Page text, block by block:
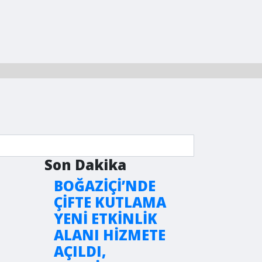
Son Dakika
BOĞAZİÇİ’NDE
ÇİFTE KUTLAMA
YENİ ETKİNLİK
ALANI HİZMETE
AÇILDI,